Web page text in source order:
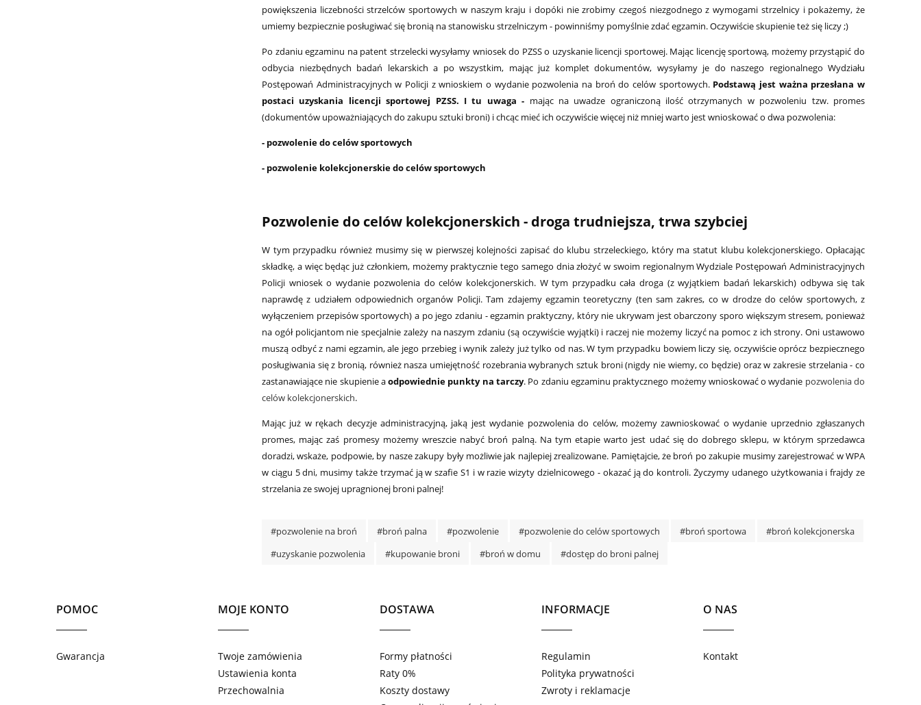
powiększenia liczebności strzelców sportowych w naszym kraju i dopóki nie zrobimy czegoś niezgodnego z wymogami strzelnicy i pokażemy, że
umiemy bezpiecznie posługiwać się bronią na stanowisku strzelniczym - powinniśmy pomyślnie zdać egzamin. Oczywiście skupienie też się liczy ;)
Po zdaniu egzaminu na patent strzelecki wysyłamy wniosek do PZSS o uzyskanie licencji sportowej. Mając licencję sportową, możemy przystąpić do
odbycia niezbędnych badań lekarskich a po wszystkim, mając już komplet dokumentów, wysyłamy je do naszego regionalnego Wydziału
Postępowań Administracyjnych w Policji z wnioskiem o wydanie pozwolenia na broń do celów sportowych. Podstawą jest ważna przesłana w
postaci uzyskania licencji sportowej PZSS. I tu uwaga - mając na uwadze ograniczoną ilość otrzymanych w pozwoleniu tzw. promes
(dokumentów upoważniających do zakupu sztuki broni) i chcąc mieć ich oczywiście więcej niż mniej warto jest wnioskować o dwa pozwolenia:
- pozwolenie do celów sportowych
- pozwolenie kolekcjonerskie do celów sportowych
Pozwolenie do celów kolekcjonerskich - droga trudniejsza, trwa szybciej
W tym przypadku również musimy się w pierwszej kolejności zapisać do klubu strzeleckiego, który ma statut klubu kolekcjonerskiego. Opłacając
składkę, a więc będąc już członkiem, możemy praktycznie tego samego dnia złożyć w swoim regionalnym Wydziale Postępowań Administracyjnych
Policji wniosek o wydanie pozwolenia do celów kolekcjonerskich. W tym przypadku cała droga (z wyjątkiem badań lekarskich) odbywa się tak
naprawdę z udziałem odpowiednich organów Policji. Tam zdajemy egzamin teoretyczny (ten sam zakres, co w drodze do celów sportowych, z
wyłączeniem przepisów sportowych) a po jego zdaniu - egzamin praktyczny, który nie ukrywam jest obarczony sporo większym stresem, ponieważ
na ogół policjantom nie specjalnie zależy na naszym zdaniu (są oczywiście wyjątki) i raczej nie możemy liczyć na pomoc z ich strony. Oni ustawowo
muszą odbyć z nami egzamin, ale jego przebieg i wynik zależy już tylko od nas. W tym przypadku bowiem liczy się, oczywiście oprócz bezpiecznego
posługiwania się z bronią, również nasza umiejętność rozebrania wybranych sztuk broni (nigdy nie wiemy, co będzie) oraz w zakresie strzelania - co
zastanawiające nie skupienie aodpowiednie punkty na tarczy. Po zdaniu egzaminu praktycznego możemy wnioskować o wydanie pozwolenia do
celów kolekcjonerskich.
Mając już w rękach decyzje administracyjną, jaką jest wydanie pozwolenia do celów, możemy zawnioskować o wydanie uprzednio zgłaszanych
promes, mając zaś promesy możemy wreszcie nabyć broń palną. Na tym etapie warto jest udać się do dobrego sklepu, w którym sprzedawca
doradzi, wskaże, podpowie, by nasze zakupy były możliwie jak najlepiej zrealizowane. Pamiętajcie, że broń po zakupie musimy zarejestrować w WPA
w ciągu 5 dni, musimy także trzymać ją w szafie S1 i w razie wizyty dzielnicowego - okazać ją do kontroli. Życzymy udanego użytkowania i frajdy ze
strzelania ze swojej upragnionej broni palnej!
#pozwolenie na broń #broń palna #pozwolenie #pozwolenie do celów sportowych #broń sportowa
#broń kolekcjonerska
#uzyskanie pozwolenia
#kupowanie broni #broń w domu #dostęp do broni palnej
POMOC
Gwarancja
MOJE KONTO
Twoje zamówienia
Ustawienia konta
Przechowalnia
DOSTAWA
Formy płatności
Raty 0%
Koszty dostawy
INFORMACJE
Regulamin
Polityka prywatności
Zwroty i reklamacje
O NAS
Kontakt